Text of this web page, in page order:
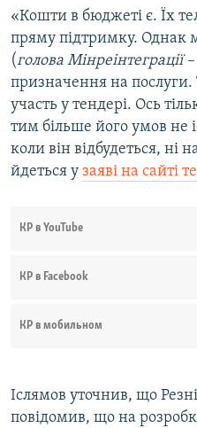
«Кошти в бюджеті є. Їх
пряму підтримку. Однак
(голова Мінреінтеграції
призначення на послуги.
участь у тендері. Ось
тим більше його умов не
коли він відбудеться, ні
йдеться у заяві на сайті
КР в YouTube
КР в Facebook
КР в мобильном
Іслямов уточнив, що
повідомив, що на